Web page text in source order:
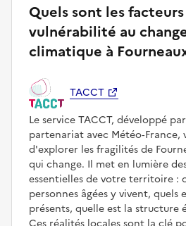
Quels sont les
vulnérabilité au
climatique à
TACCT
Le service TACCT, développé
partenariat avec Météo‑France,
d'explorer les fragilités de
qui change. Il met en lumière
essentielles de votre territoire :
personnes âgées y vivent, quels
présents, quelle est la structure